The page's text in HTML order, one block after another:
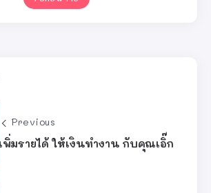
Previous
เพิ่มรายได้ ให้เงินทำงาน กับคุณเอิ๊ก